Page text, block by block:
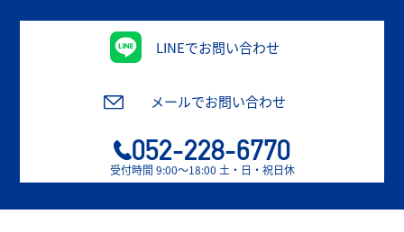
LINEでお問い合わせ
メールでお問い合わせ
052-228-6770
受付時間 9:00〜18:00 土・日・祝日休